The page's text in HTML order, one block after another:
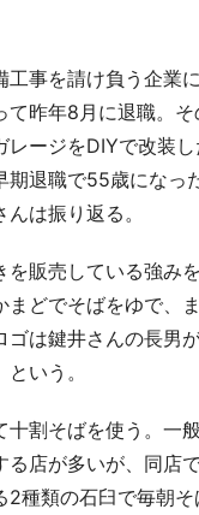
事を請け負う企業
て昨年8月に退職。
レージをDIYで改装
期退職で55歳になっ
は振り返る。
販売している強み
まどでそばをゆで、
ゴは鍵井さんの長男
いう。
割そばを使う。一
る店が多いが、同店
2種類の石臼で毎朝